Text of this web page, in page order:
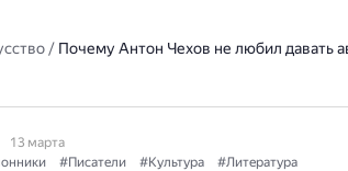
/ Почему Антон Чехов не любил давать
13 марта
#Писатели #Культура #Литература